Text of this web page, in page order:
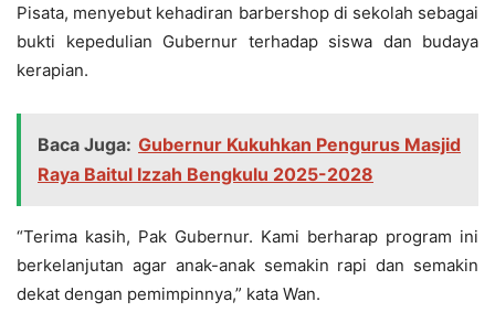
Pisata, menyebut kehadiran barbershop di sekolah sebagai
bukti kepedulian Gubernur terhadap siswa dan budaya
kerapian.
Baca Juga: Gubernur Kukuhkan Pengurus Masjid
Raya Baitul Izzah Bengkulu 2025-2028
“Terima kasih, Pak Gubernur. Kami berharap program ini
berkelanjutan agar anak-anak semakin rapi dan semakin
dekat dengan pemimpinnya,” kata Wan.